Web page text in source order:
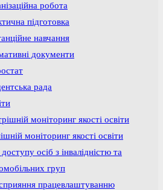
робота
підготовка
навчання
документи
рада
моніторинг якості освіти
моніторинг якості освіти
осіб з інвалідністю та
груп
працевлаштуванню